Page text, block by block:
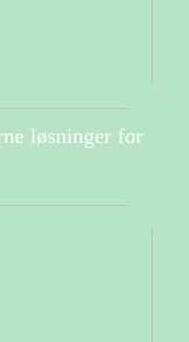
løsninger for